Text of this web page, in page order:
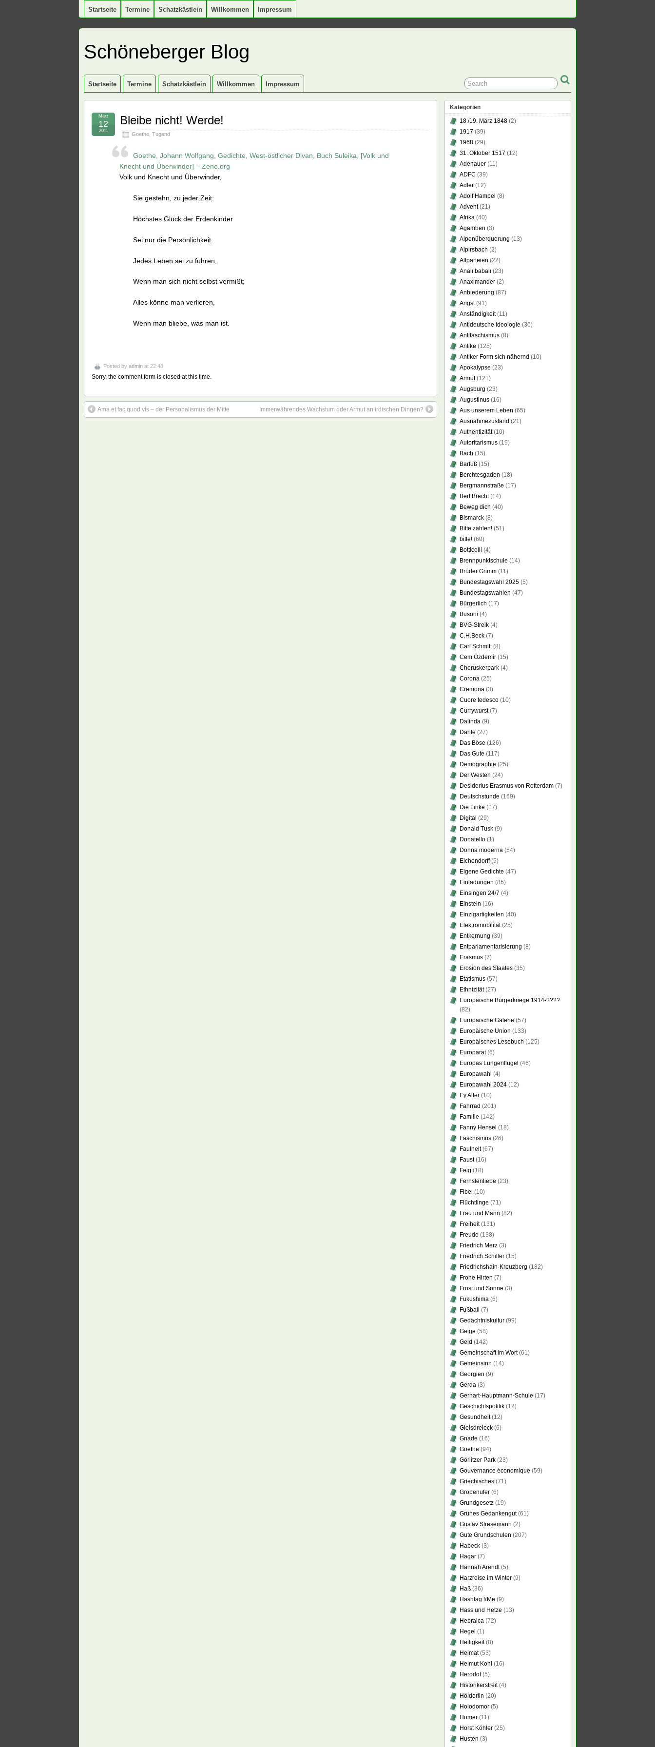
Startseite Termine Schatzkästlein Willkommen Impressum
Schöneberger Blog
Startseite Termine Schatzkästlein Willkommen Impressum
Bleibe nicht! Werde!
Goethe Tugend
März
12
2011
Goethe, Johann Wolfgang, Gedichte, West-östlicher Divan, Buch Suleika, [Volk und
Knecht und Überwinder] – Zeno.org
Volk und Knecht und Überwinder,
Sie gestehn, zu jeder Zeit:
Höchstes Glück der Erdenkinder
Sei nur die Persönlichkeit.
Jedes Leben sei zu führen,
Wenn man sich nicht selbst vermißt;
Alles könne man verlieren,
Wenn man bliebe, was man ist.
Posted by admin at 22:48
Sorry, the comment form is closed at this time.
Ama et fac quod vis – der Personalismus der Mitte Immerwährendes Wachstum oder Armut an irdischen Dingen?
Kategorien
18./19. März 1848 (2)
1917 (39)
1968 (29)
31. Oktober 1517 (12)
Adenauer (11)
ADFC (39)
Adler (12)
Adolf Hampel (8)
Advent(21)
Afrika (40)
Agamben (3)
Alpenüberquerung (13)
Alpirsbach (2)
Altparteien (22)
Analı babalı (23)
Anaximander (2)
Anbiederung (87)
Angst(91)
Anständigkeit(11)
Antideutsche Ideologie (30)
Antifaschismus (8)
Antike (125)
Antiker Form sich nähernd (10)
Apokalypse (23)
Armut(121)
Augsburg (23)
Augustinus (16)
Aus unserem Leben (65)
Ausnahmezustand (21)
Authentizität(10)
Autoritarismus (19)
Bach (15)
Barfuß (15)
Berchtesgaden (18)
Bergmannstraße (17)
Bert Brecht(14)
Beweg dich (40)
Bismarck (8)
Bitte zählen! (51)
bitte! (60)
Botticelli (4)
Brennpunktschule (14)
Brüder Grimm (11)
Bundestagswahl 2025 (5)
Bundestagswahlen (47)
Bürgerlich (17)
Busoni (4)
BVG-Streik (4)
C.H.Beck (7)
Carl Schmitt(8)
Cem Özdemir (15)
Cheruskerpark (4)
Corona (25)
Cremona (3)
Cuore tedesco (10)
Currywurst(7)
Dalinda (9)
Dante (27)
Das Böse (126)
Das Gute (117)
Demographie (25)
Der Westen (24)
Desiderius Erasmus von Rotterdam (7)
Deutschstunde (169)
Die Linke (17)
Digital (29)
Donald Tusk (9)
Donatello (1)
Donna moderna (54)
Eichendorff(5)
Eigene Gedichte (47)
Einladungen (85)
Einsingen 24/7 (4)
Einstein (16)
Einzigartigkeiten (40)
Elektromobilität(25)
Entkernung (39)
Entparlamentarisierung (8)
Erasmus (7)
Erosion des Staates (35)
Etatismus (57)
Ethnizität(27)
Europäische Bürgerkriege 1914-????
(82)
Europäische Galerie (57)
Europäische Union (133)
Europäisches Lesebuch (125)
Europarat(6)
Europas Lungenflügel (46)
Europawahl (4)
Europawahl 2024 (12)
Ey Alter (10)
Fahrrad (201)
Familie (142)
Fanny Hensel (18)
Faschismus (26)
Faulheit(67)
Faust(16)
Feig (18)
Fernstenliebe (23)
Fibel (10)
Flüchtlinge (71)
Frau und Mann (82)
Freiheit(131)
Freude (138)
Friedrich Merz (3)
Friedrich Schiller (15)
Friedrichshain-Kreuzberg (182)
Frohe Hirten (7)
Frost und Sonne (3)
Fukushima (6)
Fußball
(7)
Gedächtniskultur (99)
Geige (58)
Geld (142)
Gemeinschaft im Wort(61)
Gemeinsinn (14)
Georgien (9)
Gerda (3)
Gerhart-Hauptmann-Schule (17)
Geschichtspolitik (12)
Gesundheit(12)
Gleisdreieck (6)
Gnade (16)
Goethe (94)
Görlitzer Park (23)
Gouvernance économique (59)
Griechisches (71)
Gröbenufer (6)
Grundgesetz (19)
Grünes Gedankengut(61)
Gustav Stresemann (2)
Gute Grundschulen (207)
Habeck (3)
Hagar (7)
Hannah Arendt(5)
Harzreise im Winter (9)
Haß (36)
Hashtag #Me (9)
Hass und Hetze (13)
Hebraica (72)
Hegel (1)
Heiligkeit(8)
Heimat(53)
Helmut Kohl (16)
Herodot(5)
Historikerstreit(4)
Hölderlin (20)
Holodomor (5)
Homer (11)
Horst Köhler (25)
Husten (3)